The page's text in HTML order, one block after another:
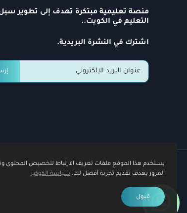
منصة تعليمية مبتكرة تهدف إلى تطوير
التعليم في الكويت..
اشترك في النشرة البريدية.
سي بوينت © 2026 جميع الحقوق محفوظة
يستخدم هذا الموقع ملفات تعريف الارتباط لتخصيص المحتوى
المرور بهدف تقديم تجربة أفضل لك. سياسة الكوكيز
قبول